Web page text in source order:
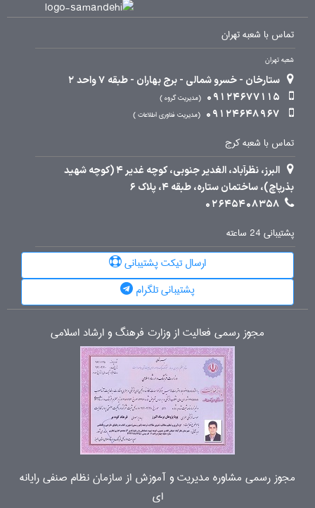
تماس با شعبه تهران
شعبه تهران
ستارخان - خسرو شمالی - برج بهاران - طبقه 7 واحد 2
09124677115
مدیریت گروه
09124648967 مدیریت فناوری اطلاعات
تماس با شعبه کرج
البرز، نظرآباد، الغدیر جنوبی، کوچه غدیر 4 (کوچه شهید
بذرپاچ)، ساختمان ستاره، طبقه 4، پلاک 6
02645408358
پشتیبانی 24 ساعته
ارسال تیکت پشتیبانی
پشتیبانی تلگرام
مجوز رسمی فعالیت از وزارت فرهنگ و ارشاد اسلامی
مجوز رسمی مشاوره مدیریت و آموزش از سازمان نظام صنفی رایانه
ای